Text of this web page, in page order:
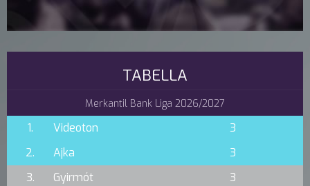
TABELLA
Merkantil Bank Liga 2026/2027
1. Videoton
3
2.
Ajka
3
3.
Gyirmót
3